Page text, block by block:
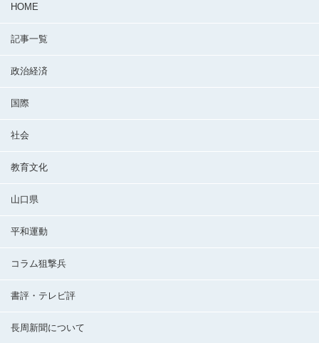
HOME
記事一覧
政治経済
国際
社会
教育文化
山口県
平和運動
コラム狙撃兵
書評・テレビ評
長周新聞について